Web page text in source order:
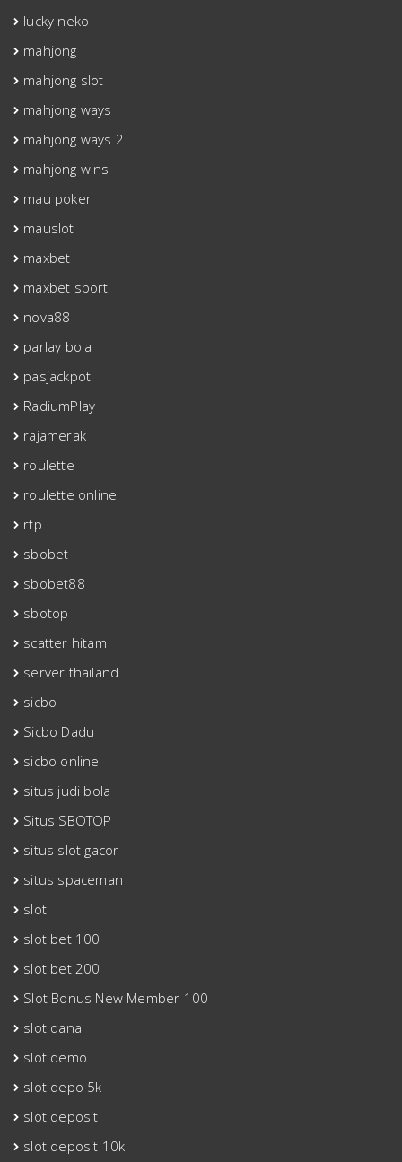
lucky neko
mahjong
mahjong slot
mahjong ways
mahjong ways 2
mahjong wins
mau poker
mauslot
maxbet
maxbet sport
nova88
parlay bola
pasjackpot
RadiumPlay
rajamerak
roulette
roulette online
rtp
sbobet
sbobet88
sbotop
scatter hitam
server thailand
sicbo
Sicbo Dadu
sicbo online
situs judi bola
Situs SBOTOP
situs slot gacor
situs spaceman
slot
slot bet 100
slot bet 200
Slot Bonus New Member 100
slot dana
slot demo
slot depo 5k
slot deposit
slot deposit 10k